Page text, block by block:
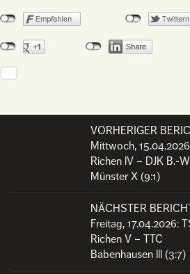
Post navigationVORHERIGER
Mittwoch,
Richen lV – DJK B.-
Münster X (9:1)
NÄCHSTER
Freitag, 17.04.2026:
Richen V – TTC
Babenhausen lll (3:7)